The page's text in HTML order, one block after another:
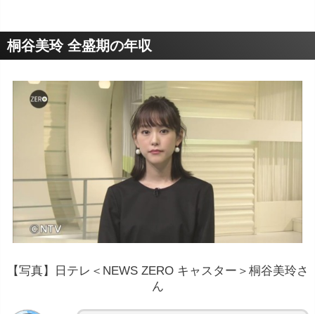
桐谷美玲 全盛期の年収
【写真】日テレ＜NEWS ZERO キャスター＞桐谷美玲さ
ん